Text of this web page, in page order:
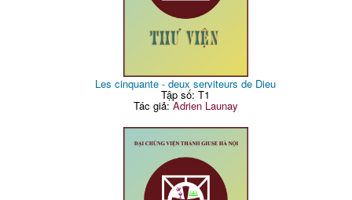
Les cinquante - deux serviteurs de Dieu
Tập số: T1
Tác giả:Adrien Launay